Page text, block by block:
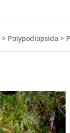
> Polypodiopsida >